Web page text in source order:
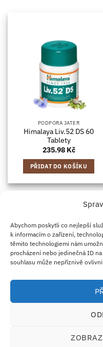
Abychom poskytli co nejlepší
k informacím o zařízení,
těmito technologiemi nám
procházení nebo jedinečná ID
souhlasu může nepříznivě
PODPORA JATER
Himalaya Liv.52 DS 60
Tablety
235.98 Kč
PŘIDAT DO KOŠÍKU
Credit
Card
2
ZÁSADY DOPRAVY
OBCHODNÍ PODMÍNKY
OMEZENÍ
Antim I Street, No. 14, fl.
·
Česká obchodní